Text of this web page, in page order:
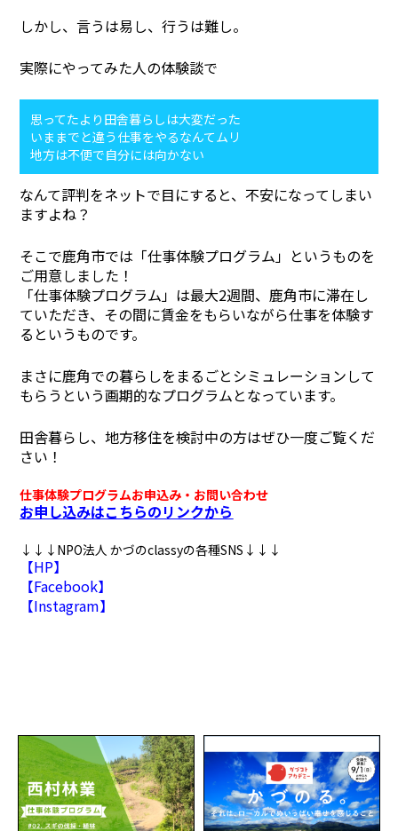
しかし、言うは易し、行うは難し。
実際にやってみた人の体験談で
思ってたより田舎暮らしは大変だった
いままでと違う仕事をやるなんてムリ
地方は不便で自分には向かない
なんて評判をネットで目にすると、不安になってしまい
ますよね？
そこで鹿角市では「仕事体験プログラム」というものを
ご用意しました！
「仕事体験プログラム」は最大2週間、鹿角市に滞在し
ていただき、その間に賃金をもらいながら仕事を体験す
るというものです。
まさに鹿角での暮らしをまるごとシミュレーションして
もらうという画期的なプログラムとなっています。
田舎暮らし、地方移住を検討中の方はぜひ一度ご覧くだ
さい！
仕事体験プログラムお申込み・お問い合わせ
お申し込みはこちらのリンクから
↓↓↓NPO法人 かづのclassyの各種SNS↓↓↓
【HP】
【Facebook】
【Instagram】